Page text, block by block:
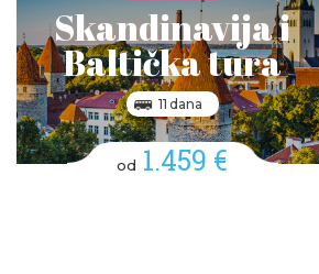
Skandinavija i
Baltička tura
11 dana
od 1.459 €